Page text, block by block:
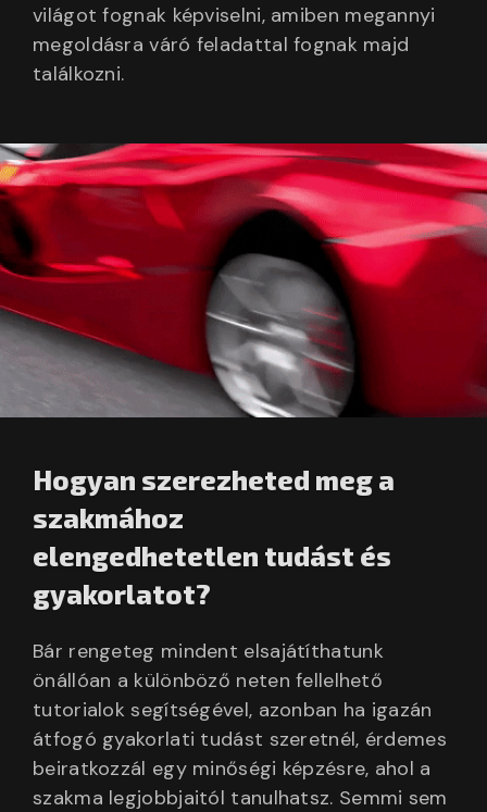
világot fognak képviselni, amiben megannyi
megoldásra váró feladattal fognak majd
találkozni.
Hogyan szerezheted meg a
szakmához
elengedhetetlen tudást és
gyakorlatot?
Bár rengeteg mindent elsajátíthatunk
önállóan a különböző neten fellelhető
tutorialok segítségével, azonban ha igazán
átfogó gyakorlati tudást szeretnél, érdemes
beiratkozzál egy minőségi képzésre, ahol a
szakma legjobbjaitól tanulhatsz. Semmi sem